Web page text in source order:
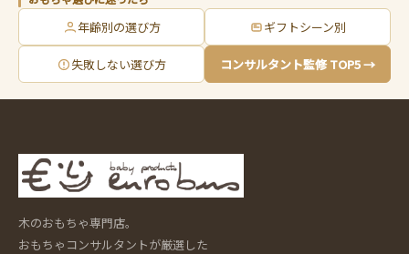
年齢別の選び方 ギフトシーン別
失敗しない選び方 コンサルタント監修 TOP5 →
木のおもちゃ専門店。
おもちゃコンサルタントが厳選した